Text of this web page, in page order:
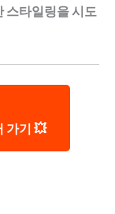
스타일링을 시도
가기 💥